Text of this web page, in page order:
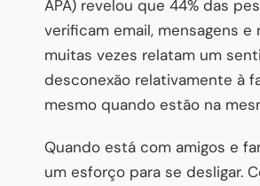
APA) revelou que 44% das
verificam email, mensagens e
muitas vezes relatam um
desconexão relativamente à
mesmo quando estão na
Quando está com amigos e
um esforço para se desligar.